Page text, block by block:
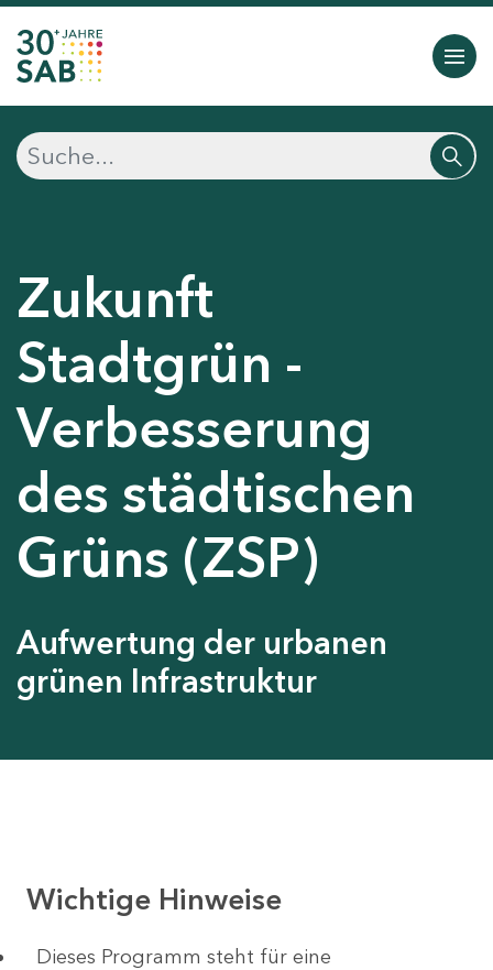
Zukunft
Stadtgrün -
Verbesserung
des städtischen
Grüns (ZSP)
Aufwertung der urbanen
grünen Infrastruktur
Wichtige Hinweise
Dieses Programm steht für eine